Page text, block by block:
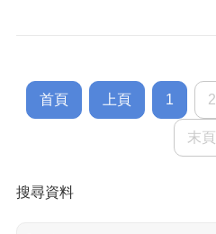
首頁 上頁 1 2
末頁
搜尋資料